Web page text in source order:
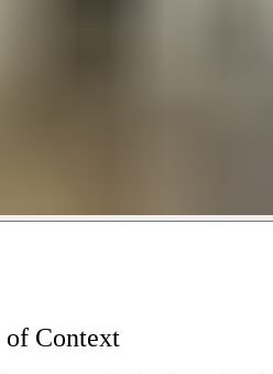
of Context